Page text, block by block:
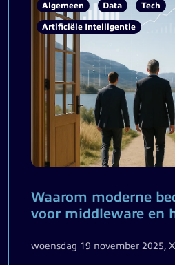
Algemeen Data Tech
Artificiële Intelligentie
Waarom moderne
voor middleware en
woensdag 19 november 2025,